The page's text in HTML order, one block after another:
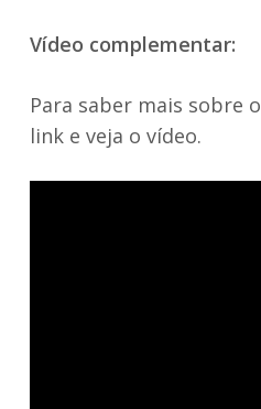
Vídeo complementar:
Para saber mais sobre
link e veja o vídeo.